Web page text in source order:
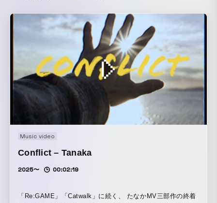
Music video
Conflict – Tanaka
2025〜 00:02:19
「Re:GAME」「Catwalk」に続く、 たなかMV三部作の終着